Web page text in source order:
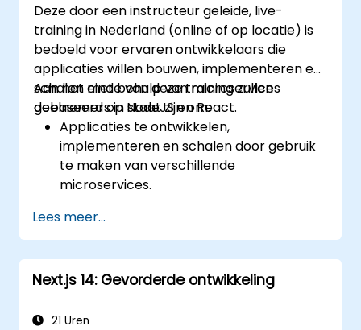
naar moderne, op JavaScript gebaseerde
platforms.
Deze door een instructeur geleide, live-
training in Nederland (online of op locatie) is
bedoeld voor ervaren ontwikkelaars die
applicaties willen bouwen, implementeren en
schalen met behulp van microservices
gebaseerd op NodeJS en React.
Aan het einde van deze training zullen
deelnemers in staat zijn om:
Applicaties te ontwikkelen,
implementeren en schalen door gebruik
te maken van verschillende
microservices.
applicatie te bouwen.
Meerdienstige applicaties naar de cloud
te deployen met behulp van Docker en
Kubernetes.
microservices.
Lees meer...
Next.js 14: Gevorderde ontwikkeling
21 Uren